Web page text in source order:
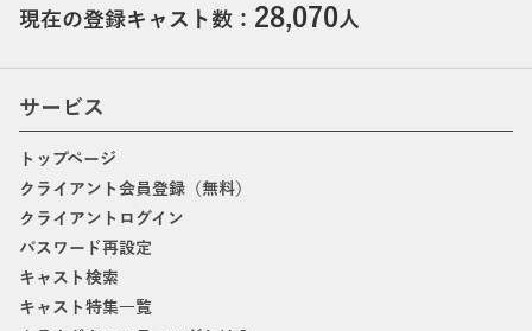
現在の登録キャスト数： 28,070人
サービス
トップページ
クライアント会員登録（無料）
クライアントログイン
パスワード再設定
キャスト検索
キャスト特集一覧